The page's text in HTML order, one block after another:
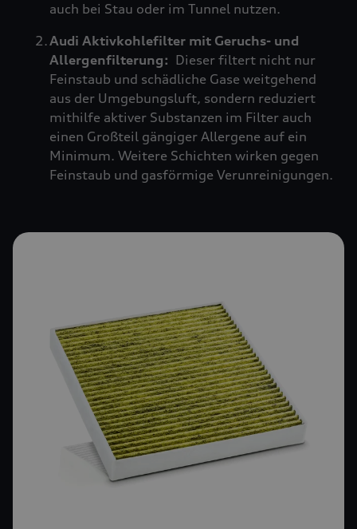
auch bei Stau oder im Tunnel nutzen.
Audi Aktivkohlefilter mit Geruchs- und
Allergenfilterung: Dieser filtert nicht nur
Feinstaub und schädliche Gase weitgehend
aus der Umgebungsluft, sondern reduziert
mithilfe aktiver Substanzen im Filter auch
einen Großteil gängiger Allergene auf ein
Minimum. Weitere Schichten wirken gegen
Feinstaub und gasförmige Verunreinigungen.